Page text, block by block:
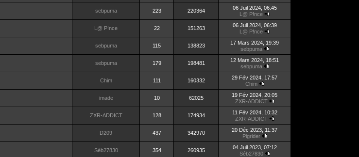
sebpuma 223 220364
06 Juil 2024, 06:45
L@ P!nce
L@ P!nce 22 151263
06 Juil 2024, 06:39
L@ P!nce
sebpuma 115 138823
17 Mars 2024, 19:39
sebpuma
sebpuma 179 198481
12 Mars 2024, 18:51
sebpuma
Chim 111 160332
29 Fév 2024, 17:57
Chim
imade 10 62025
19 Fév 2024, 20:05
ZXR-ADDICT
ZXR-ADDICT 128 174934
11 Fév 2024, 10:32
ZXR-ADDICT
D209 437 342970
20 Déc 2023, 11:37
Pigrider
Séb27830 354 260935
04 Juil 2023, 07:12
Séb27830